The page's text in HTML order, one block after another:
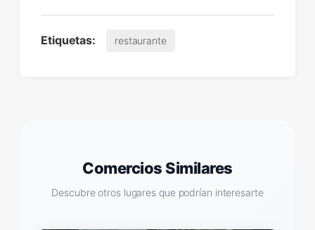
Etiquetas: restaurante
Comercios Similares
Descubre otros lugares que podrían interesarte